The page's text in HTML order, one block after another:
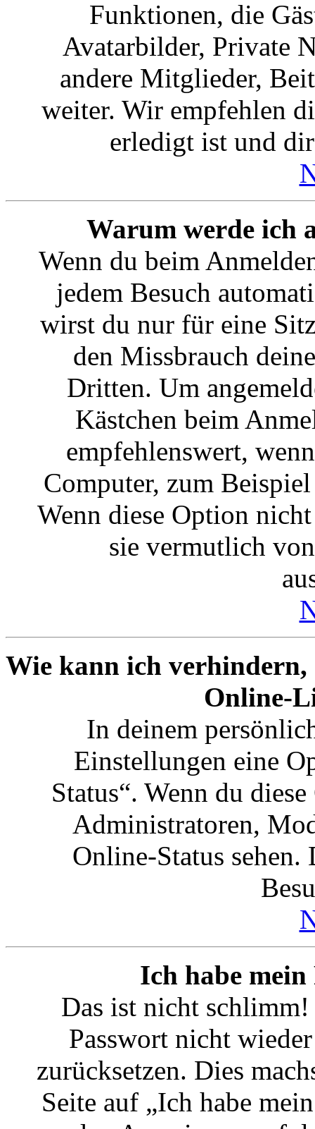
Funktionen, die
Avatarbilder, Private
andere Mitglieder,
weiter. Wir empfehlen
erledigt ist und
Warum werde ich
Wenn du beim
jedem Besuch
wirst du nur für eine
den Missbrauch
Dritten. Um
Kästchen beim
empfehlenswert,
Computer, zum
Wenn diese Option
sie vermutlich
Wie kann ich verhindern,
Online-
In deinem
Einstellungen eine
Status“. Wenn du
Administratoren,
Online-Status
Ich habe mein
Das ist nicht
Passwort nicht
zurücksetzen. Dies
Seite auf „Ich habe